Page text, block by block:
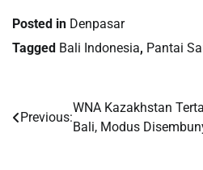
Posted in Denpasar
Tagged Bali Indonesia, Pantai
Post
navigation
Previous:
WNA Kazakhstan
Bali, Modus